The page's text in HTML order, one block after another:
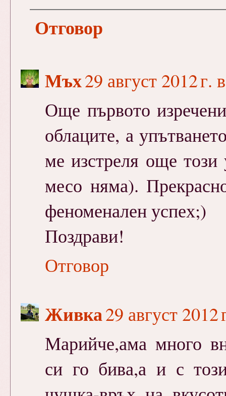
Отговор
Мъх29 август 2012 г.
Още първото
облаците, а
ме изстреля още
месо няма).
феноменален успех;)
Поздрави!
Отговор
Живка29 август 2012
Марийче,ама много
си го бива,а и с